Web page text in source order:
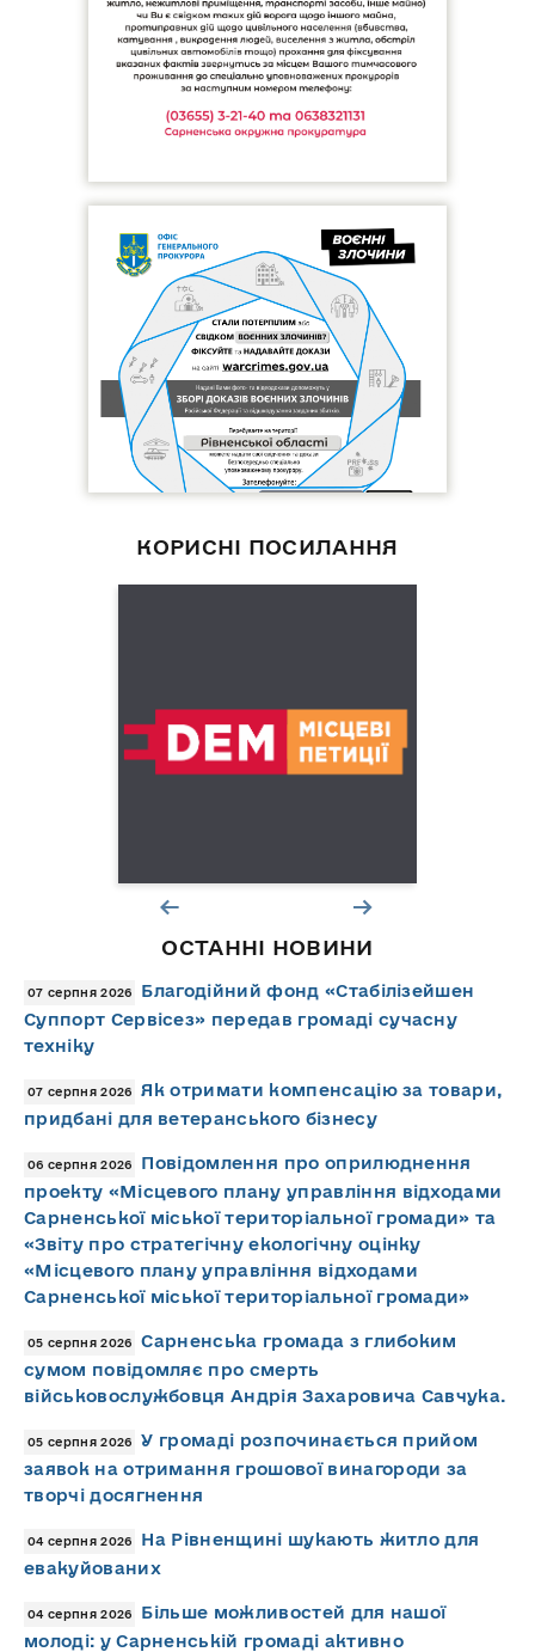
КОРИСНІ ПОСИЛАННЯ
ОСТАННІ НОВИНИ
07 серпня 2026
Благодійний фонд «Стабілізейшен
Суппорт Сервісез» передав громаді сучасну
техніку
07 серпня 2026
Як отримати компенсацію за товари,
придбані для ветеранського бізнесу
06 серпня 2026
Повідомлення про оприлюднення
проекту «Місцевого плану управління відходами
Сарненської міської територіальної громади» та
«Звіту про стратегічну екологічну оцінку
«Місцевого плану управління відходами
Сарненської міської територіальної громади»
05 серпня 2026
Сарненська громада з глибоким
сумом повідомляє про смерть
військовослужбовця Андрія Захаровича Савчука.
05 серпня 2026
У громаді розпочинається прийом
заявок на отримання грошової винагороди за
творчі досягнення
04 серпня 2026
На Рівненщині шукають житло для
евакуйованих
04 серпня 2026
Більше можливостей для нашої
молоді: у Сарненській громаді активно